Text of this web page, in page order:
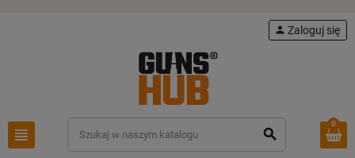
view_headline search
person Zaloguj się
0